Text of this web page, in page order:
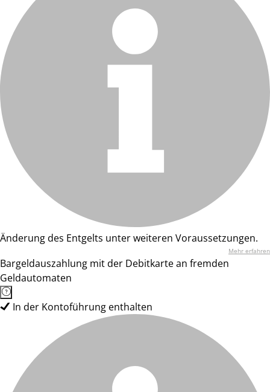
Änderung des Entgelts unter weiteren Voraussetzungen.
Mehr erfahren
Bargeldauszahlung mit der Debitkarte an fremden
Geldautomaten
In der Kontoführung enthalten